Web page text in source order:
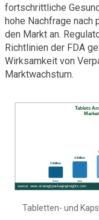
fortschrittliche
hohe Nachfrage
den Markt an.
Richtlinien der FDA
Wirksamkeit von
Marktwachstum.
Tabletten- und